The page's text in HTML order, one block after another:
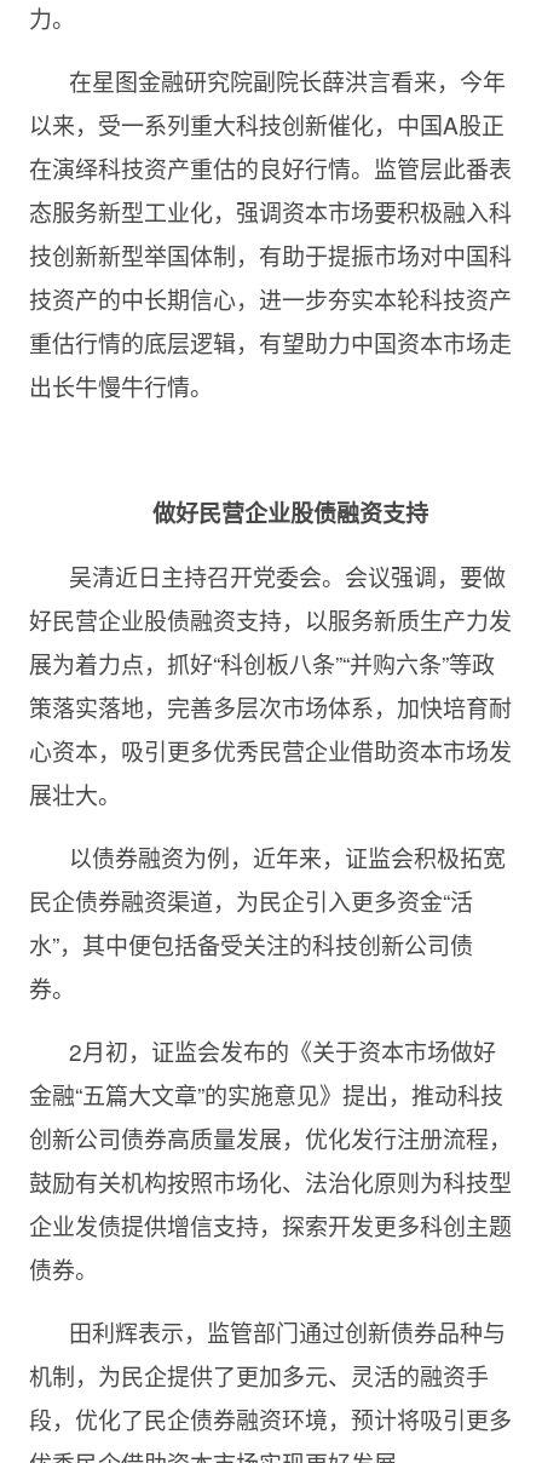
力。
在星图金融研究院副院长薛洪言看来，今年
以来，受一系列重大科技创新催化，中国A股正
在演绎科技资产重估的良好行情。监管层此番表
态服务新型工业化，强调资本市场要积极融入科
技创新新型举国体制，有助于提振市场对中国科
技资产的中长期信心，进一步夯实本轮科技资产
重估行情的底层逻辑，有望助力中国资本市场走
出长牛慢牛行情。
做好民营企业股债融资支持
吴清近日主持召开党委会。会议强调，要做
好民营企业股债融资支持，以服务新质生产力发
展为着力点，抓好“科创板八条”“并购六条”等政
策落实落地，完善多层次市场体系，加快培育耐
心资本，吸引更多优秀民营企业借助资本市场发
展壮大。
以债券融资为例，近年来，证监会积极拓宽
民企债券融资渠道，为民企引入更多资金“活
水”，其中便包括备受关注的科技创新公司债
券。
2月初，证监会发布的《关于资本市场做好
金融“五篇大文章”的实施意见》提出，推动科技
创新公司债券高质量发展，优化发行注册流程，
鼓励有关机构按照市场化、法治化原则为科技型
企业发债提供增信支持，探索开发更多科创主题
债券。
田利辉表示，监管部门通过创新债券品种与
机制，为民企提供了更加多元、灵活的融资手
段，优化了民企债券融资环境，预计将吸引更多